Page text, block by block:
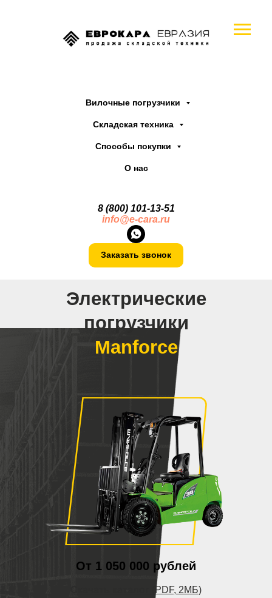
Вилочные погрузчики
Складская техника
Способы покупки
О нас
8 (800) 101-13-51
info@e-cara.ru
Заказать звонок
(PDF, 2МБ)
Электрические
погрузчики
Manforce
От 1 050 000 рублей